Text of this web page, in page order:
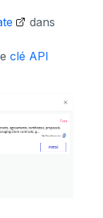
dans
clé API